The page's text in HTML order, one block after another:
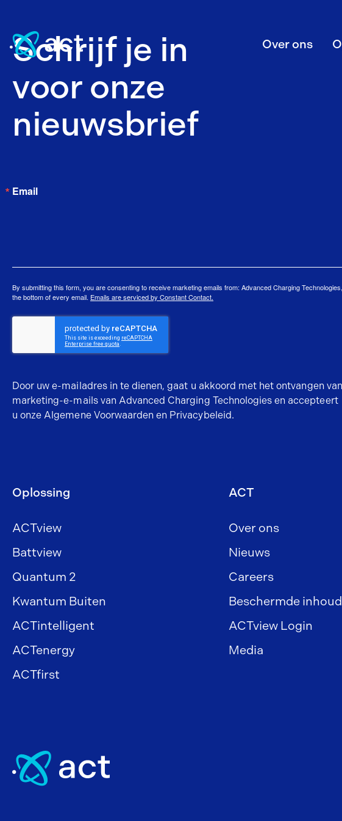
Over ons
Schrijf je in
voor onze
nieuwsbrief
Email
By submitting this form, you are consenting to receive marketing emails from: Advanced Charging
the bottom of every email. Emails are serviced by Constant Contact.
Door uw e-mailadres in te dienen, gaat u akkoord met het ontvangen van
marketing-e-mails van Advanced Charging Technologies en accepteert
u onzeAlgemene Voorwaarden en Privacybeleid.
Oplossing
ACTview
Battview
Quantum 2
Kwantum Buiten
ACTintelligent
ACTenergy
ACTfirst
ACT
Over ons
Nieuws
Careers
Beschermde inhoud
ACTview Login
Media